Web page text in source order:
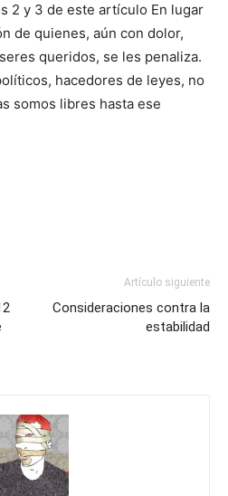
2 y 3 de este artículo En lugar
de quienes, aún con dolor,
queridos, se les penaliza.
hacedores de leyes, no
somos libres hasta ese
Artículo siguiente
Consideraciones contra la
estabilidad